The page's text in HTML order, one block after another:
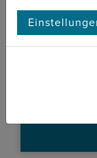
Funktional
die mit